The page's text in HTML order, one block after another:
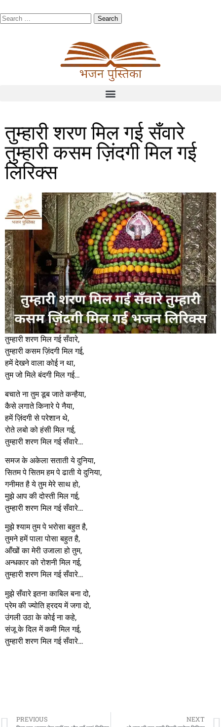
तुम्हारी शरण मिल गई सँवारे
तुम्हारी कसम ज़िंदगी मिल गई
लिरिक्स
तुम्हारी शरण मिल गई सँवारे,
तुम्हारी कसम ज़िंदगी मिल गई,
हमें देखने वाला कोई न था,
तुम जो मिले बंदगी मिल गई…
बचाते ना तुम डूब जाते कन्हैया,
कैसे लगाते किनारे पे नैया,
हमें ज़िंदगी से परेशान थे,
रोते लबो को हंसी मिल गई,
तुम्हारी शरण मिल गई सँवारे…
समज के अकेला सताती ये दुनिया,
सितम पे सितम हम पे ढाती ये दुनिया,
गनीमत है ये तुम मेरे साथ हो,
मुझे आप की दोस्ती मिल गई,
तुम्हारी शरण मिल गई सँवारे…
मुझे श्याम तुम पे भरोसा बहुत है,
तुमने हमें पाला पोसा बहुत है,
आँखों का मेरी उजाला हो तुम,
अन्धकार को रोशनी मिल गई,
तुम्हारी शरण मिल गई सँवारे…
मुझे सँवारे इतना काबिल बना दो,
प्रेम की ज्योति ह्रदय में जगा दो,
उंगली उठा के कोई ना कहे,
संजू के दिल में कमी मिल गई,
तुम्हारी शरण मिल गई सँवारे…
PREVIOUS NEXT